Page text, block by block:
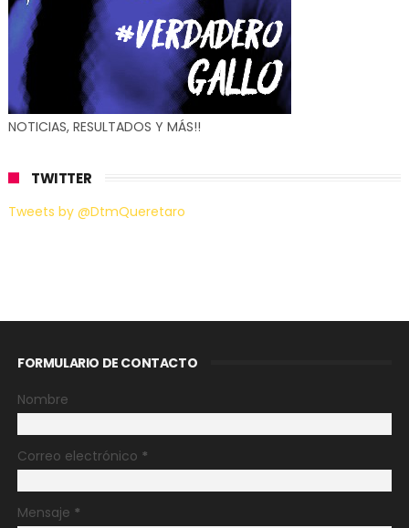
NOTICIAS, RESULTADOS Y MÁS!!
TWITTER
Tweets by @DtmQueretaro
FORMULARIO DE CONTACTO
Nombre
Correo electrónico *
Mensaje *